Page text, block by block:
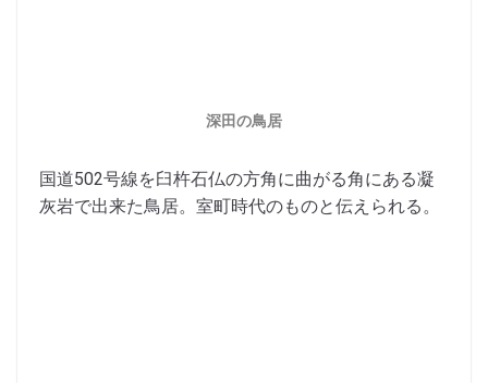
深田の鳥居
国道502号線を臼杵石仏の方角に曲がる角にある凝
灰岩で出来た鳥居。室町時代のものと伝えられる。